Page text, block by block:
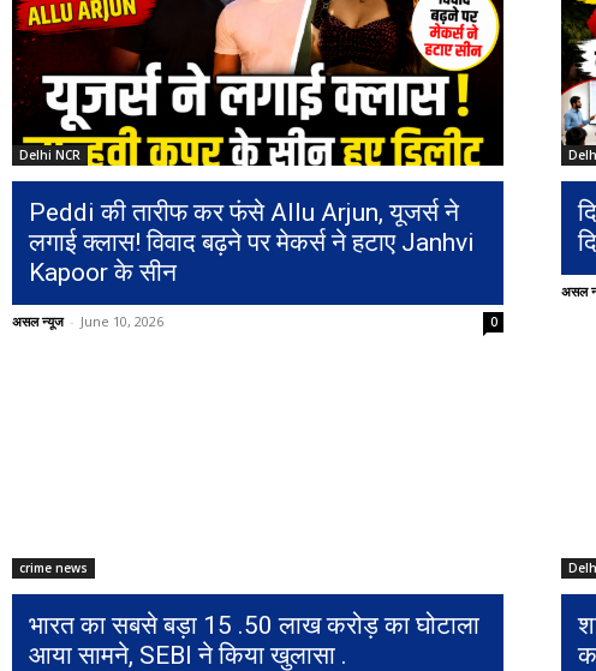
Delhi NCR
Peddi की तारीफ कर फंसे Allu Arjun, यूजर्स ने
लगाई क्लास! विवाद बढ़ने पर मेकर्स ने हटाए Janhvi
Kapoor के सीन
असल न्यूज - June 10, 2026 0
असल
crime news
भारत का सबसे बड़ा 15 .50 लाख करोड़ का घोटाला
आया सामने, SEBI ने किया खुलासा .